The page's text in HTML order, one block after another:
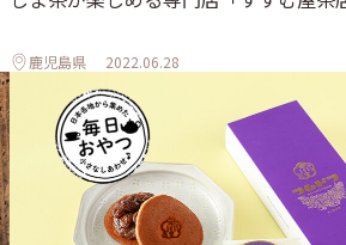
鹿児島県 2022.06.28